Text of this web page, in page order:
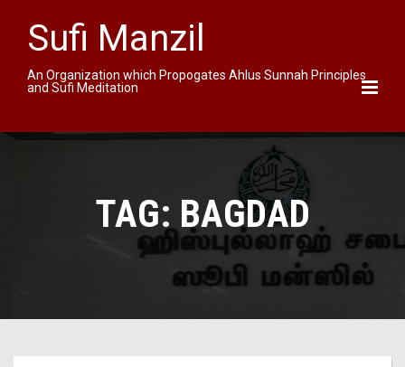
Sufi Manzil
An Organization which Propogates Ahlus Sunnah Principles
and Sufi Meditation
TAG: BAGDAD